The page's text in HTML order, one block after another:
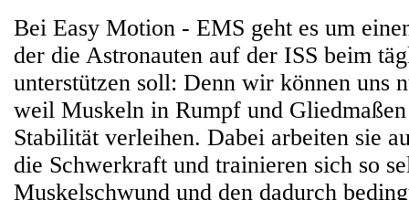
Bei Easy Motion - EMS geht es um
der die Astronauten auf der ISS beim
unterstützen soll: Denn wir können uns
weil Muskeln in Rumpf und
Stabilität verleihen. Dabei arbeiten sie
die Schwerkraft und trainieren sich so
Muskelschwund und den dadurch